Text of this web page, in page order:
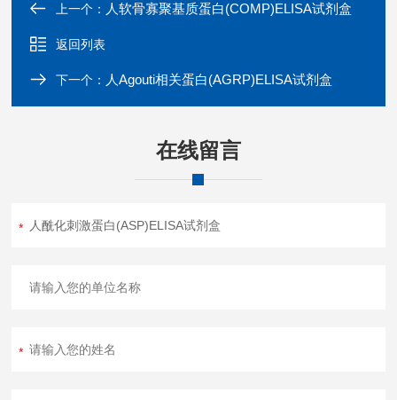
上一个： 人软骨寡聚基质蛋白(COMP)ELISA试剂盒
返回列表
下一个： 人Agouti相关蛋白(AGRP)ELISA试剂盒
在线留言